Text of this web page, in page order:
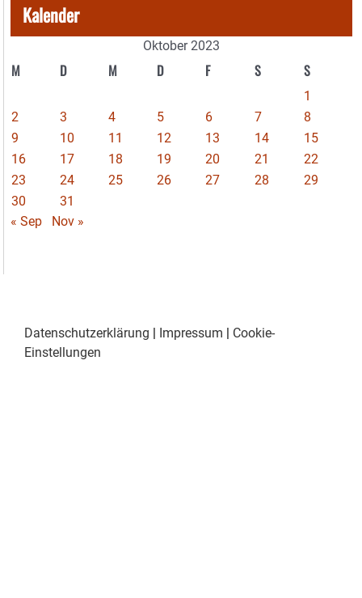
Kalender
Oktober 2023
M D M D F S S
1
2
3 4 5 6 7
8
9
10 11 12 13 14
15
16
17 18 19 20 21
22
23
24 25 26 27 28
29
30
31
« Sep
Nov »
Datenschutzerklärung | Impressum | Cookie-
Einstellungen